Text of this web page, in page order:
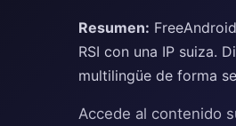
Resumen:
RSI con una IP suiza.
multilingüe de forma
Accede al contenido